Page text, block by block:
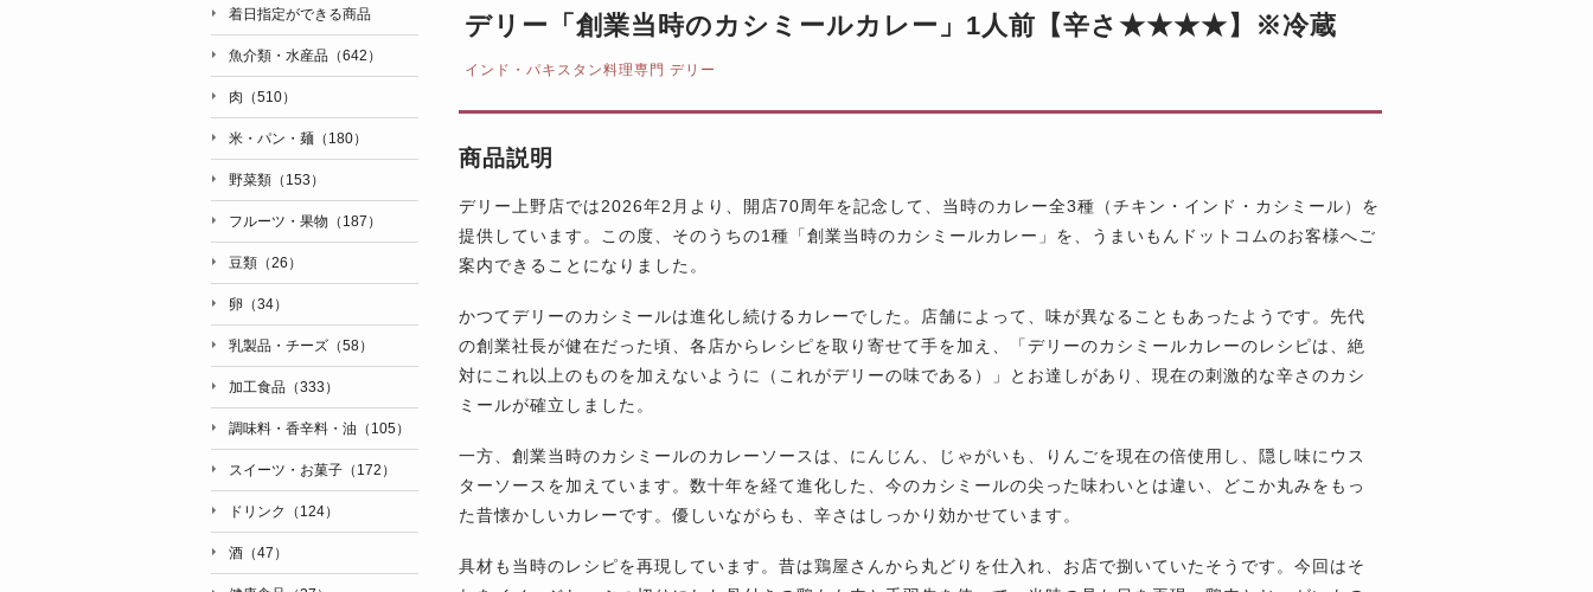
デリー「創業当時のカシミールカレー」1人前【辛さ★★★★】※冷蔵
インド・パキスタン料理専門 デリー
商品説明
デリー上野店では2026年2月より、開店70周年を記念して、当時のカレー全3種（チキン・インド・カシミール）を
提供しています。この度、そのうちの1種「創業当時のカシミールカレー」を、うまいもんドットコムのお客様へご
案内できることになりました。
かつてデリーのカシミールは進化し続けるカレーでした。店舗によって、味が異なることもあったようです。先代
の創業社長が健在だった頃、各店からレシピを取り寄せて手を加え、「デリーのカシミールカレーのレシピは、絶
対にこれ以上のものを加えないように（これがデリーの味である）」とお達しがあり、現在の刺激的な辛さのカシ
ミールが確立しました。
一方、創業当時のカシミールのカレーソースは、にんじん、じゃがいも、りんごを現在の倍使用し、隠し味にウス
ターソースを加えています。数十年を経て進化した、今のカシミールの尖った味わいとは違い、どこか丸みをもっ
た昔懐かしいカレーです。優しいながらも、辛さはしっかり効かせています。
具材も当時のレシピを再現しています。昔は鶏屋さんから丸どりを仕入れ、お店で捌いていたそうです。今回はそ
着日指定ができる商品
魚介類・水産品（642）
肉（510）
米・パン・麺（180）
野菜類（153）
フルーツ・果物（187）
豆類（26）
卵（34）
乳製品・チーズ（58）
加工食品（333）
調味料・香辛料・油（105）
スイーツ・お菓子（172）
ドリンク（124）
酒（47）